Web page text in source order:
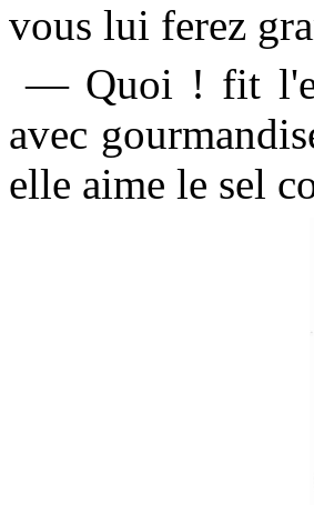
vous lui ferez
— Quoi ! fit
avec
elle aime le sel